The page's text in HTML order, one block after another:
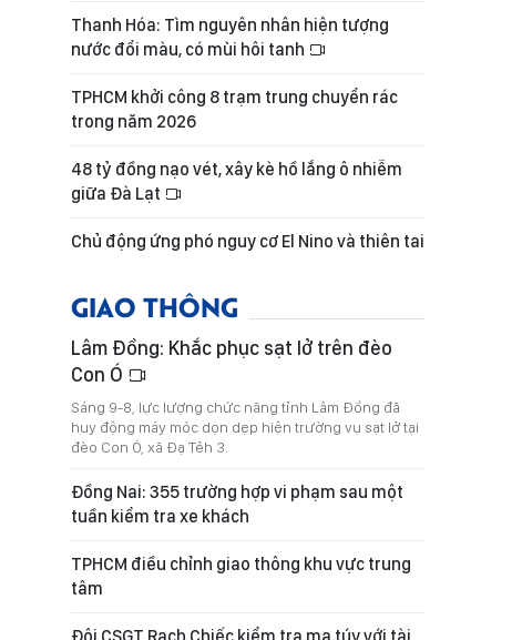
Thanh Hóa: Tìm nguyên nhân hiện tượng
nước đổi màu, có mùi hôi tanh
TPHCM khởi công 8 trạm trung chuyển rác
trong năm 2026
48 tỷ đồng nạo vét, xây kè hồ lắng ô nhiễm
giữa Đà Lạt
Chủ động ứng phó nguy cơ El Nino và thiên tai
GIAO THÔNG
Lâm Đồng: Khắc phục sạt lở trên đèo
Con Ó
Sáng 9-8, lực lượng chức năng tỉnh Lâm Đồng đã
huy động máy móc dọn dẹp hiện trường vụ sạt lở tại
đèo Con Ó, xã Đạ Tẻh 3.
Đồng Nai: 355 trường hợp vi phạm sau một
tuần kiểm tra xe khách
TPHCM điều chỉnh giao thông khu vực trung
tâm